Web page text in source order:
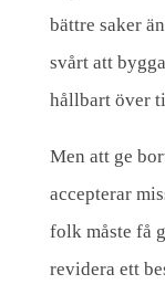
bättre saker
svårt att
hållbart över
Men att ge
accepterar
folk måste få
revidera ett